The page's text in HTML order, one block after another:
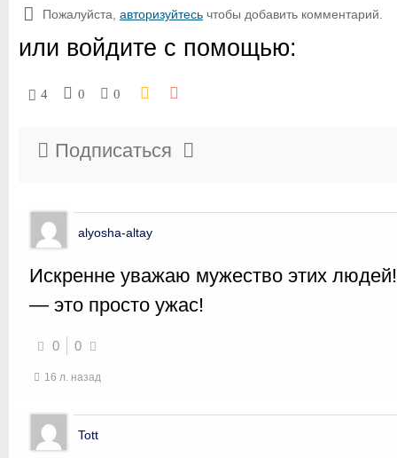
Пожалуйста, авторизуйтесь чтобы добавить комментарий.
или войдите с помощью:
4 0 0
Подписаться
alyosha-altay
Искренне уважаю мужество этих
— это просто ужас!
0 0
16 л. назад
Tott